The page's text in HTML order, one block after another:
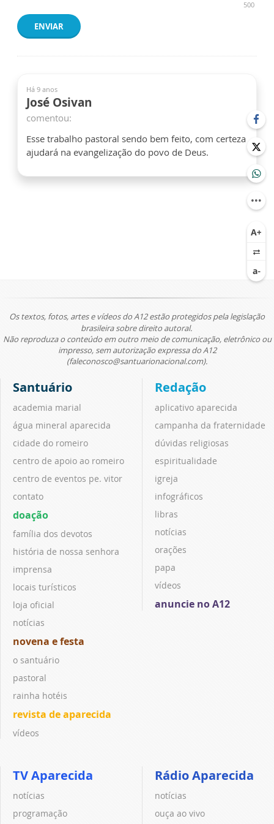
500
ENVIAR
Há 9 anos
José Osivan
comentou:
Esse trabalho pastoral sendo bem feito, com certeza
ajudará na evangelização do povo de Deus.
Os textos, fotos, artes e vídeos do A12 estão protegidos pela legislação
brasileira sobre direito autoral.
Não reproduza o conteúdo em outro meio de comunicação, eletrônico ou
impresso, sem autorização expressa do A12
(faleconosco@santuarionacional.com).
Santuário
academia marial
água mineral aparecida
cidade do romeiro
centro de apoio ao romeiro
centro de eventos pe. vitor
contato
doação
família dos devotos
história de nossa senhora
imprensa
locais turísticos
loja oficial
notícias
novena e festa
o santuário
pastoral
rainha hotéis
revista de aparecida
vídeos
Redação
aplicativo aparecida
campanha da fraternidade
dúvidas religiosas
espiritualidade
igreja
infográficos
libras
notícias
orações
papa
vídeos
anuncie no A12
TV Aparecida
notícias
programação
Rádio Aparecida
notícias
ouça ao vivo